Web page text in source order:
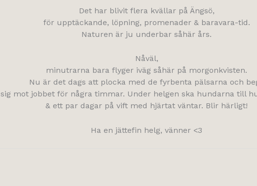
Det har blivit flera kvällar på Ängsö,
för upptäckande, löpning, promenader & baravara-tid.
Naturen är ju underbar såhär års.
Nåväl,
minutrarna bara flyger iväg såhär på morgonkvisten.
Nu är det dags att plocka med de fyrbenta pälsarna och
sig mot jobbet för några timmar. Under helgen ska hundarna till
& ett par dagar på vift med hjärtat väntar. Blir härligt!
Ha en jättefin helg, vänner <3